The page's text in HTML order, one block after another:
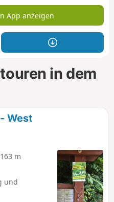
App anzeigen
in dem
West
m
und